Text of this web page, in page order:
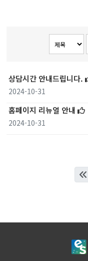
상담시간 안내드립니다.
2024-10-31
홈페이지 리뉴얼 안내
2024-10-31